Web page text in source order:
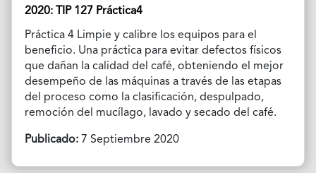
2020: TIP 127 Práctica4
Práctica 4 Limpie y calibre los equipos para el
beneficio. Una práctica para evitar defectos físicos
que dañan la calidad del café, obteniendo el mejor
desempeño de las máquinas a través de las etapas
del proceso como la clasificación, despulpado,
remoción del mucílago, lavado y secado del café.
Publicado:7 Septiembre 2020